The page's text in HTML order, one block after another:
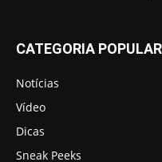
CATEGORIA POPULAR
Notícias
Vídeo
Dicas
Sneak Peeks